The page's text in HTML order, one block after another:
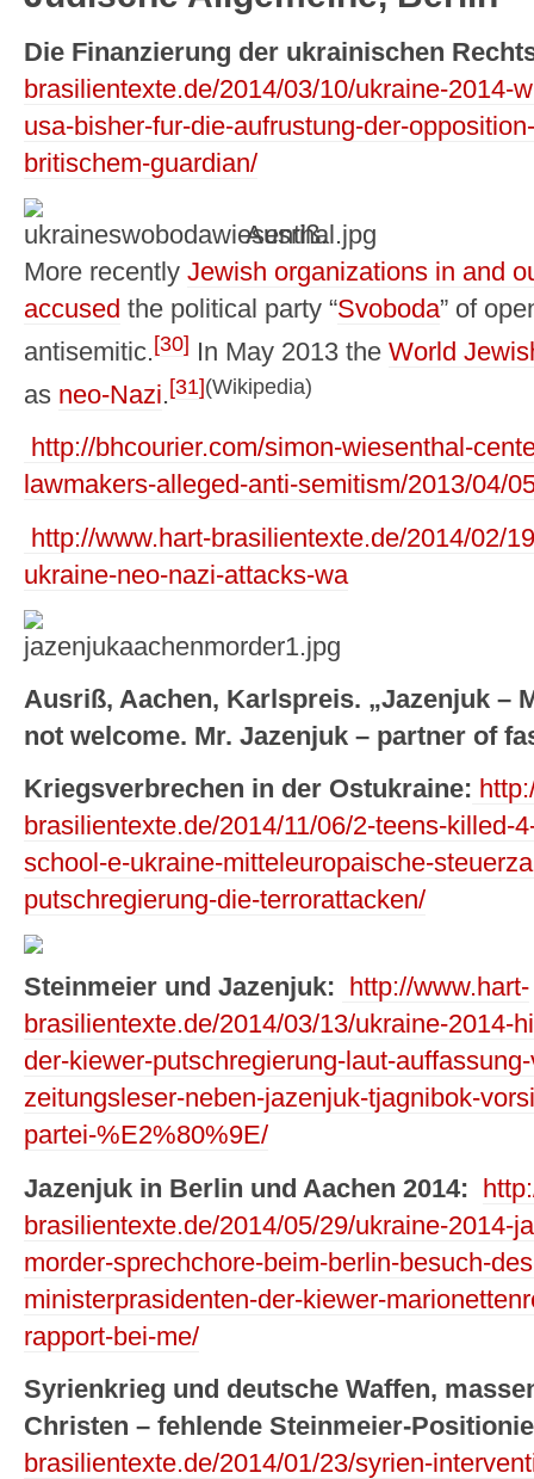
Die Finanzierung der ukrainischen
brasilientexte.de/2014/03/10/ukraine-2014-
usa-bisher-fur-die-aufrustung-der-
britischem-guardian/
Ausriß.
More recently Jewish organizations in and
accused the political party “Svoboda” of
antisemitic.[30] In May 2013 the World
as neo-Nazi.[31](Wikipedia)
http://bhcourier.com/simon-wiesenthal-
lawmakers-alleged-anti-semitism/2013/04/
http://www.hart-brasilientexte.de/2014/02/
ukraine-neo-nazi-attacks-wa
Ausriß, Aachen, Karlspreis. „Jazenjuk –
not welcome. Mr. Jazenjuk – partner of
Kriegsverbrechen in der Ostukraine:
brasilientexte.de/2014/11/06/2-teens-killed-
school-e-ukraine-mitteleuropaische-
putschregierung-die-terrorattacken/
Steinmeier und Jazenjuk:
http://www.hart-
brasilientexte.de/2014/03/13/ukraine-2014-
der-kiewer-putschregierung-laut-
zeitungsleser-neben-jazenjuk-tjagnibok-
partei-%E2%80%9E/
Jazenjuk in Berlin und Aachen 2014:
brasilientexte.de/2014/05/29/ukraine-2014-
morder-sprechchore-beim-berlin-besuch-
ministerprasidenten-der-kiewer-
rapport-bei-me/
Syrienkrieg und deutsche Waffen,
Christen – fehlende Steinmeier-
brasilientexte.de/2014/01/23/syrien-